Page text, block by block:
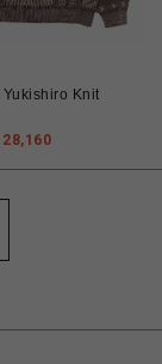
Yukishiro Knit
28,160